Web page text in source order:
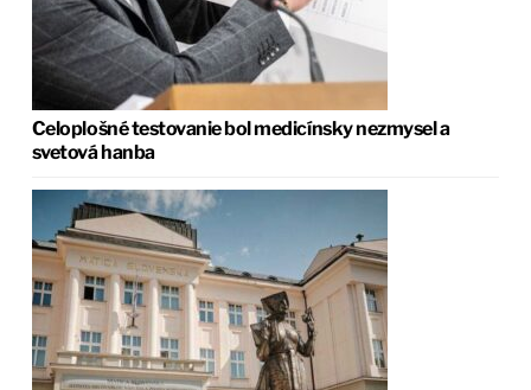
Celoplošné testovanie bol medicínsky nezmysel a
svetová hanba